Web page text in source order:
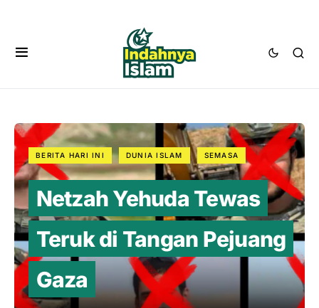
BERITA HARI INI DUNIA ISLAM SEMASA
Netzah Yehuda Tewas
Teruk di Tangan Pejuang
Gaza